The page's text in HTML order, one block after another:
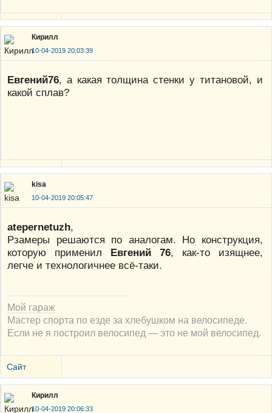
Кирилл
10-04-2019 20:03:39
Евгений76, а какая толщина стенки у титановой, и
какой сплав?
kisa
10-04-2019 20:05:47
atepernetuzh,
Рзамеры решаются по аналогам. Но конструкция,
которую применил Евгений 76, как-то изящнее,
легче и технологичнее всё-таки.
Мой гараж
Мастер спорта по езде за хлебушком на велосипеде.
Если не я построил велосипед — это не мой велосипед.
Сайт
Кирилл
10-04-2019 20:06:33